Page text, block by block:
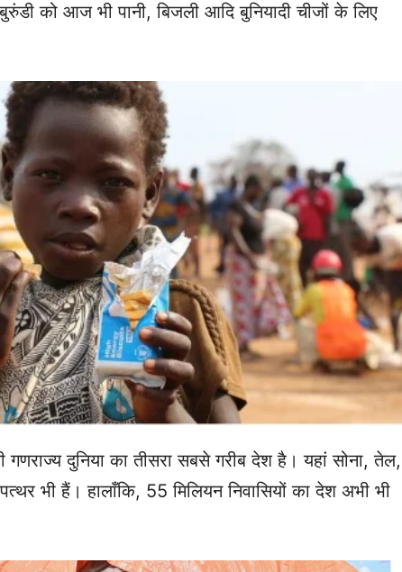
को आज भी पानी, बिजली आदि बुनियादी चीजों के लिए
गणराज्य दुनिया का तीसरा सबसे गरीब देश है। यहां सोना, तेल,
भी हैं। हालाँकि, 55 मिलियन निवासियों का देश अभी भी